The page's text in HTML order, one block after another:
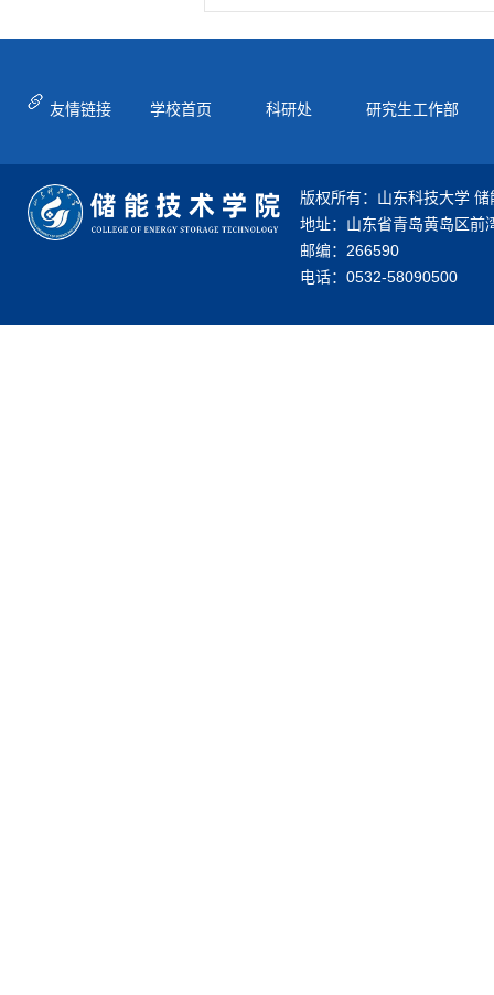
友情链接 学校首页 科研处 研究生工作部
版权所有：山东科技大学
地址：山东省青岛黄岛区前
邮编：266590
电话：0532-58090500